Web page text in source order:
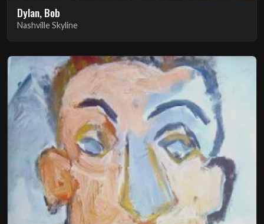
Dylan, Bob
Nashville Skyline